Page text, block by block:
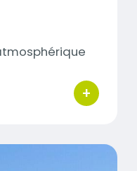
+
bouton
en